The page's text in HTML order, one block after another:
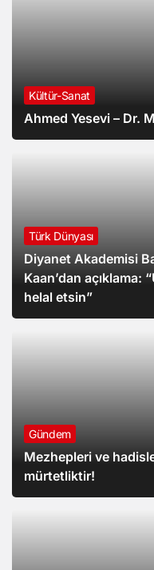
Kültür-Sanat
Ahmed Yesevi – Dr.
Türk Dünyası
Diyanet Akademisi
Kaan’dan açıklama:
helal etsin”
Gündem
Mezhepleri ve
mürtetliktir!